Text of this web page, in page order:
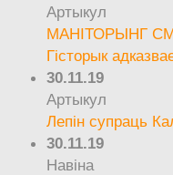
Артыкул
МАНІТОРЫНГ
Гісторык
30.11.19
Артыкул
Лепін супраць
30.11.19
Навіна